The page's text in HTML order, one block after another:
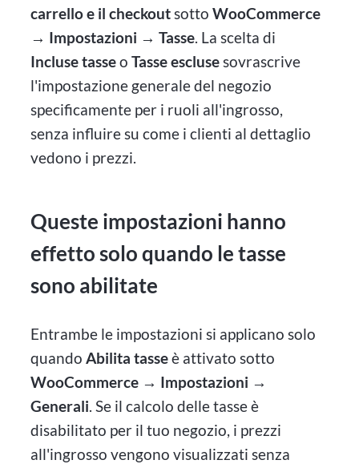
carrello e il checkoutsottoWooCommerce
→ Impostazioni → Tasse. La scelta di
Incluse tasseoTasse esclusesovrascrive
l'impostazione generale del negozio
specificamente per i ruoli all'ingrosso,
senza influire su come i clienti al dettaglio
vedono i prezzi.
Queste impostazioni hanno
effetto solo quando le tasse
sono abilitate
Entrambe le impostazioni si applicano solo
quandoAbilita tasseè attivato sotto
WooCommerce → Impostazioni →
Generali. Se il calcolo delle tasse è
disabilitato per il tuo negozio, i prezzi
all'ingrosso vengono visualizzati senza